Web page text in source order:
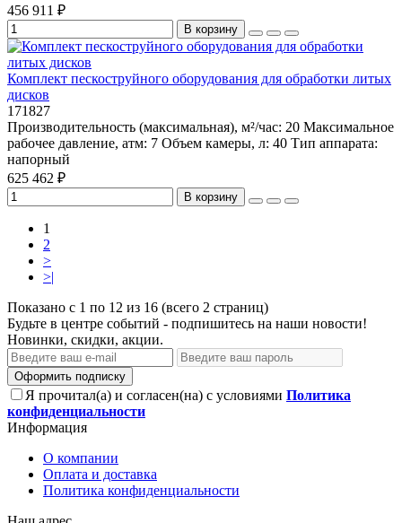
456 911 ₽
В корзину
Комплект пескоструйного оборудования для обработки литых
дисков
171827
Производительность (максимальная), м²/час: 20 Максимальное
рабочее давление, атм: 7 Объем камеры, л: 40 Тип аппарата:
напорный
625 462 ₽
В корзину
1
2
>
>|
Показано с 1 по 12 из 16 (всего 2 страниц)
Будьте в центре событий - подпишитесь на наши новости!
Новинки, скидки, акции.
Оформить подписку
Я прочитал(а) и согласен(на) с условиями Политика
конфиденциальности
Информация
О компании
Оплата и доставка
Политика конфиденциальности